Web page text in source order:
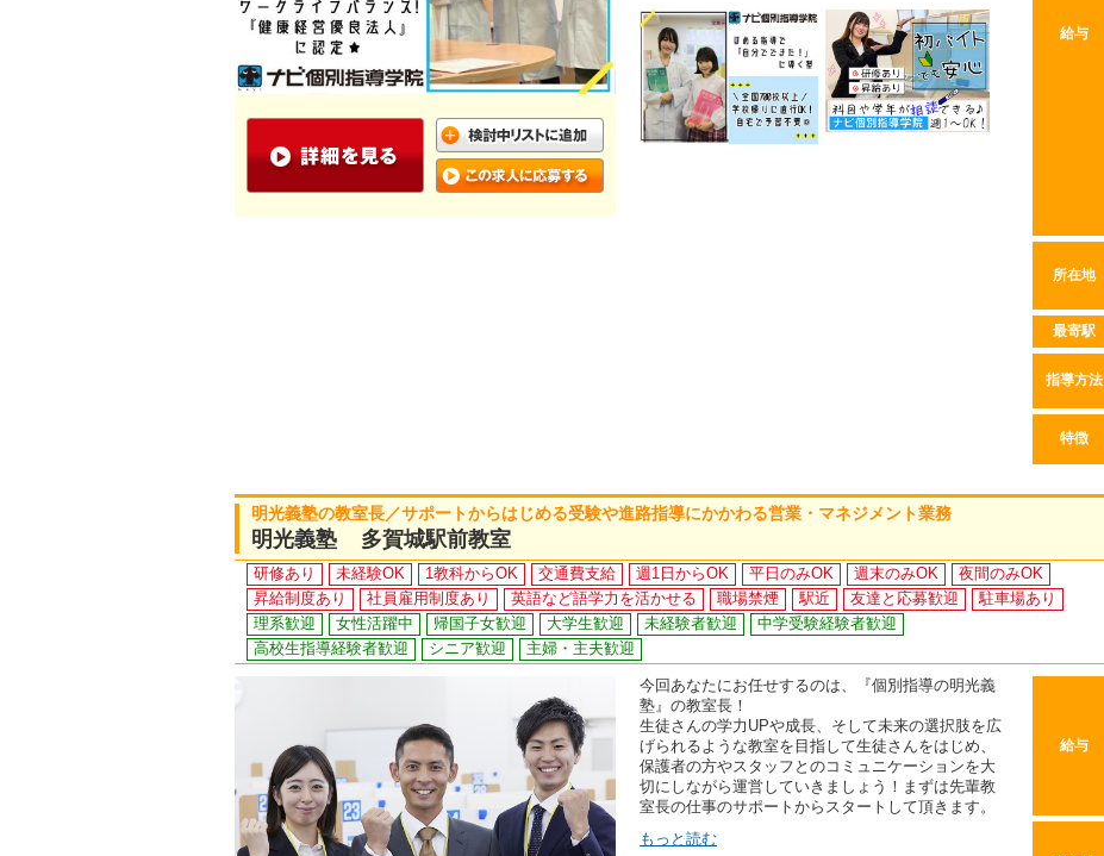
給与
所在地
最寄駅
指導方法
特徴
明光義塾の教室長／サポートからはじめる受験や進路指導にかかわる営業・マネジメント業務
明光義塾 多賀城駅前教室
研修あり 未経験OK 1教科からOK 交通費支給 週1日からOK 平日のみOK 週末のみOK
夜間のみOK
昇給制度あり
社員雇用制度あり 英語など語学力を活かせる 職場禁煙 駅近 友達と応募歓迎
駐車場あり
理系歓迎
女性活躍中 帰国子女歓迎 大学生歓迎 未経験者歓迎
中学受験経験者歓迎
高校生指導経験者歓迎
シニア歓迎 主婦・主夫歓迎
今回あなたにお任せするのは、『個別指導の明光義
塾』の教室長！
生徒さんの学力UPや成長、そして未来の選択肢を広
げられるような教室を目指して生徒さんをはじめ、
保護者の方やスタッフとのコミュニケーションを大
切にしながら運営していきましょう！まずは先輩教
室長の仕事のサポートからスタートして頂きます。
もっと読む
給与